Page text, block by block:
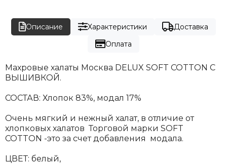
Описание Характеристики
Доставка
Оплата
Махровые халаты Москва DELUX SOFT COTTON С
ВЫШИВКОЙ.
СОСТАВ: Хлопок 83%, модал 17%
Очень мягкий и нежный халат, в отличие от
хлопковых халатов Торговой марки SOFT
COTTON -это за счет добавления модала.
ЦВЕТ: белый,